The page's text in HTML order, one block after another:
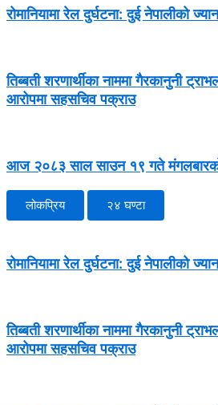
रोमानियामा रेल दुर्घटना: दुई नेपालीको
तिब्बती शरणार्थीका नाममा गैरकानुनी
आरोपमा सहसचिव पक्राउ
आज २०८३ साल साउन १९ गते
लोकप्रिय २४ घण्टा
रोमानियामा रेल दुर्घटना: दुई नेपालीको
तिब्बती शरणार्थीका नाममा गैरकानुनी
आरोपमा सहसचिव पक्राउ